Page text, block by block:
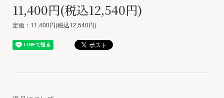
11,400円(税込12,540円)
定価：11,400円(税込12,540円)